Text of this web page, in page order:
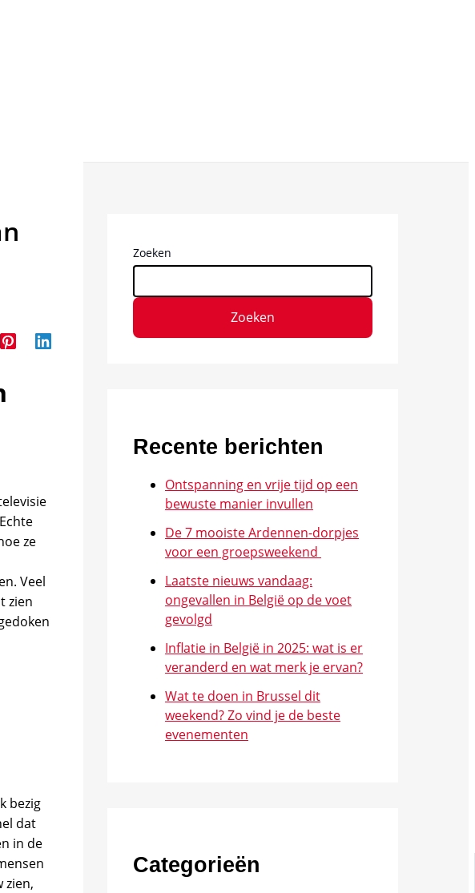
ze
Veel
zien
bezig
dat
in de
zien,
Zoeken
Zoeken
Recente berichten
Ontspanning en vrije tijd op een
bewuste manier invullen
De 7 mooiste Ardennen-dorpjes
voor een groepsweekend
Laatste nieuws vandaag:
ongevallen in België op de voet
gevolgd
Inflatie in België in 2025: wat is er
veranderd en wat merk je ervan?
Wat te doen in Brussel dit
weekend? Zo vind je de beste
evenementen
Categorieën